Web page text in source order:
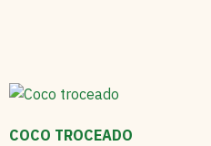
COCO TROCEADO